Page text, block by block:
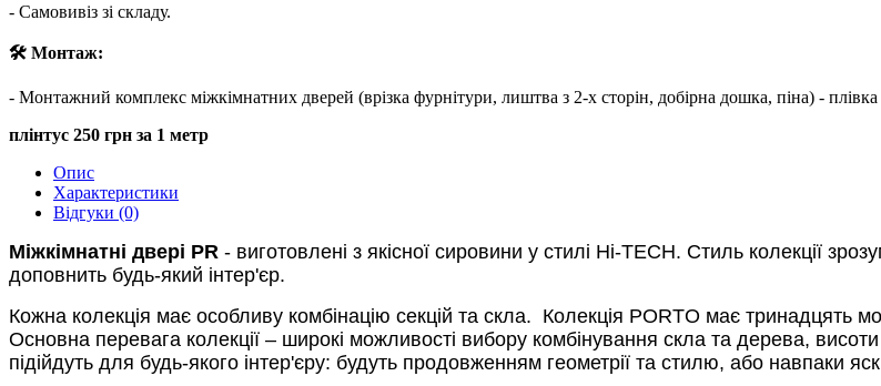
- Самовивіз зі складу.
🛠 Монтаж:
- Монтажний комплекс міжкімнатних дверей (врізка фурнітури, лиштва з 2-х сторін, добірна дошка, піна) -
плінтус 250 грн за 1 метр
Опис
Характеристики
Відгуки (0)
Міжкімнатні двері PR - виготовлені з якісної сировини у стилі Hi-TECH. Стиль колекції
доповнить будь-який інтер'єр.
Кожна колекція має особливу комбінацію секцій та скла. Колекція PORTO має тринадцять
Основна перевага колекції – широкі можливості вибору комбінування скла та дерева,
підійдуть для будь-якого інтер'єру: будуть продовженням геометрії та стилю, або навпаки